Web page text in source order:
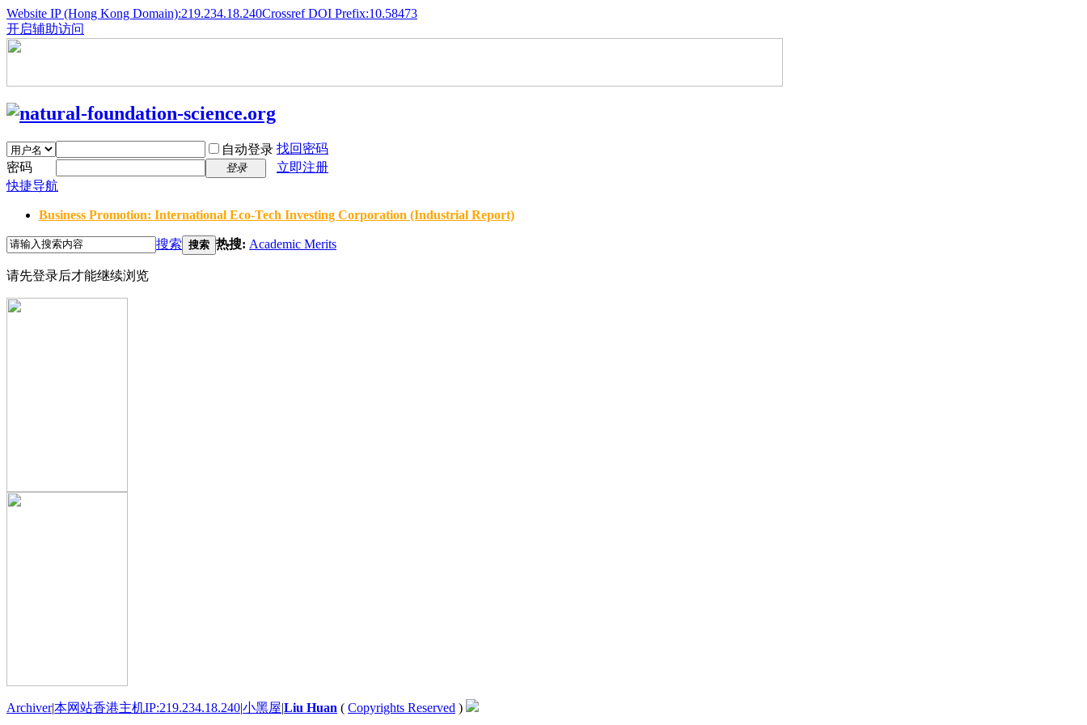
Website IP (Hong Kong Domain):219.234.18.240Crossref DOI Prefix:10.58473
开启辅助访问
自动登录 找回密码
密码
登录
立即注册
快捷导航
Business Promotion: International Eco-Tech Investing Corporation (Industrial Report)
搜索 搜索 热搜: Academic Merits
请先登录后才能继续浏览
Archiver|本网站香港主机IP:219.234.18.240|小黑屋|Liu Huan ( Copyrights Reserved )